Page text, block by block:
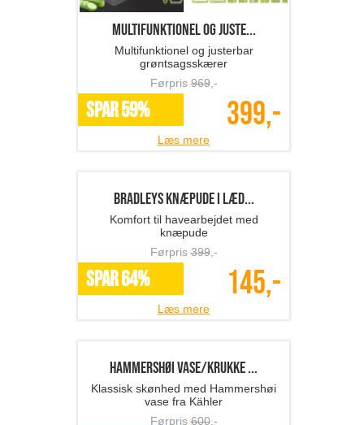
3 stk små Hammershøi v...
Skab eksklusiv stemning med 3
smukke Kahler-vaser
Førpris
grøntsagsskærer
Førpris
969 ,-
SPAR 59%